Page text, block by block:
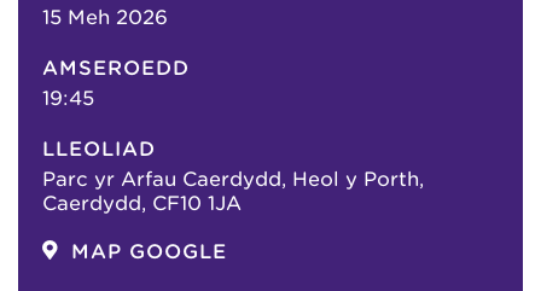
15 Meh 2026
AMSEROEDD
19:45
LLEOLIAD
Parc yr Arfau Caerdydd, Heol y Porth,
Caerdydd, CF10 1JA
MAP GOOGLE